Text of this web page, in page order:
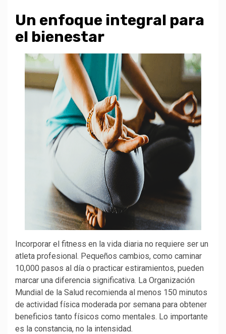
Un enfoque integral para
el bienestar
Incorporar el fitness en la vida diaria no requiere ser un
atleta profesional. Pequeños cambios, como caminar
10,000 pasos al día o practicar estiramientos, pueden
marcar una diferencia significativa. La Organización
Mundial de la Salud recomienda al menos 150 minutos
de actividad física moderada por semana para obtener
beneficios tanto físicos como mentales. Lo importante
es la constancia, no la intensidad.